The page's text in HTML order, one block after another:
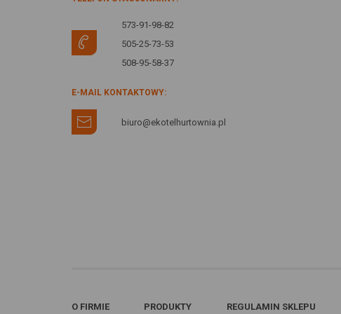
573-91-98-82
505-25-73-53
508-95-58-37
E-MAIL KONTAKTOWY:
biuro@ekotelhurtownia.pl
O FIRMIE PRODUKTY REGULAMIN SKLEPU